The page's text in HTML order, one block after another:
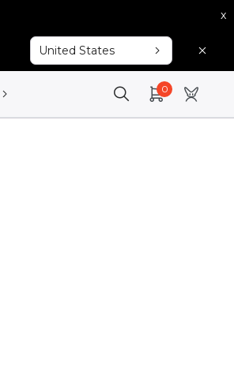
x
United States
고객지원 0